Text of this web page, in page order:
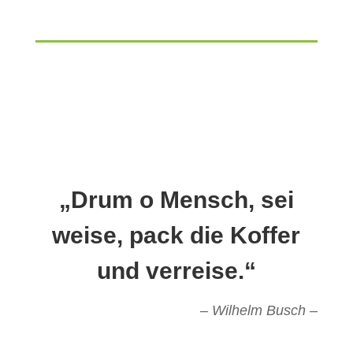
„Drum o Mensch, sei
weise, pack die Koffer
und verreise.“
– Wilhelm Busch –